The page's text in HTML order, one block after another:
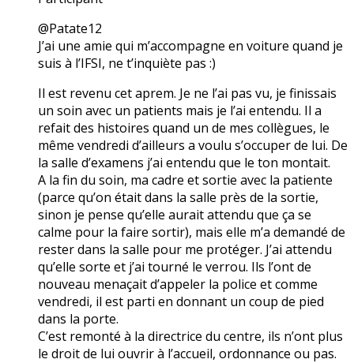
@Patate12
J’ai une amie qui m’accompagne en voiture quand je
suis à l’IFSI, ne t’inquiète pas :)
Il est revenu cet aprem. Je ne l’ai pas vu, je finissais
un soin avec un patients mais je l’ai entendu. Il a
refait des histoires quand un de mes collègues, le
même vendredi d’ailleurs a voulu s’occuper de lui. De
la salle d’examens j’ai entendu que le ton montait.
A la fin du soin, ma cadre et sortie avec la patiente
(parce qu’on était dans la salle près de la sortie,
sinon je pense qu’elle aurait attendu que ça se
calme pour la faire sortir), mais elle m’a demandé de
rester dans la salle pour me protéger. J’ai attendu
qu’elle sorte et j’ai tourné le verrou. Ils l’ont de
nouveau menaçait d’appeler la police et comme
vendredi, il est parti en donnant un coup de pied
dans la porte.
C’est remonté à la directrice du centre, ils n’ont plus
le droit de lui ouvrir à l’accueil, ordonnance ou pas.